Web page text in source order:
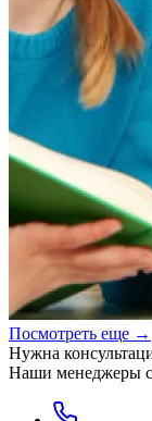
Посмотреть еще →
Нужна
Наши менеджеры с